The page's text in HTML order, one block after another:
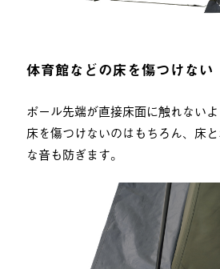
体育館などの床を傷つけない
ポール先端が直接床面に触れないよ
床を傷つけないのはもちろん、床
な音も防ぎます。